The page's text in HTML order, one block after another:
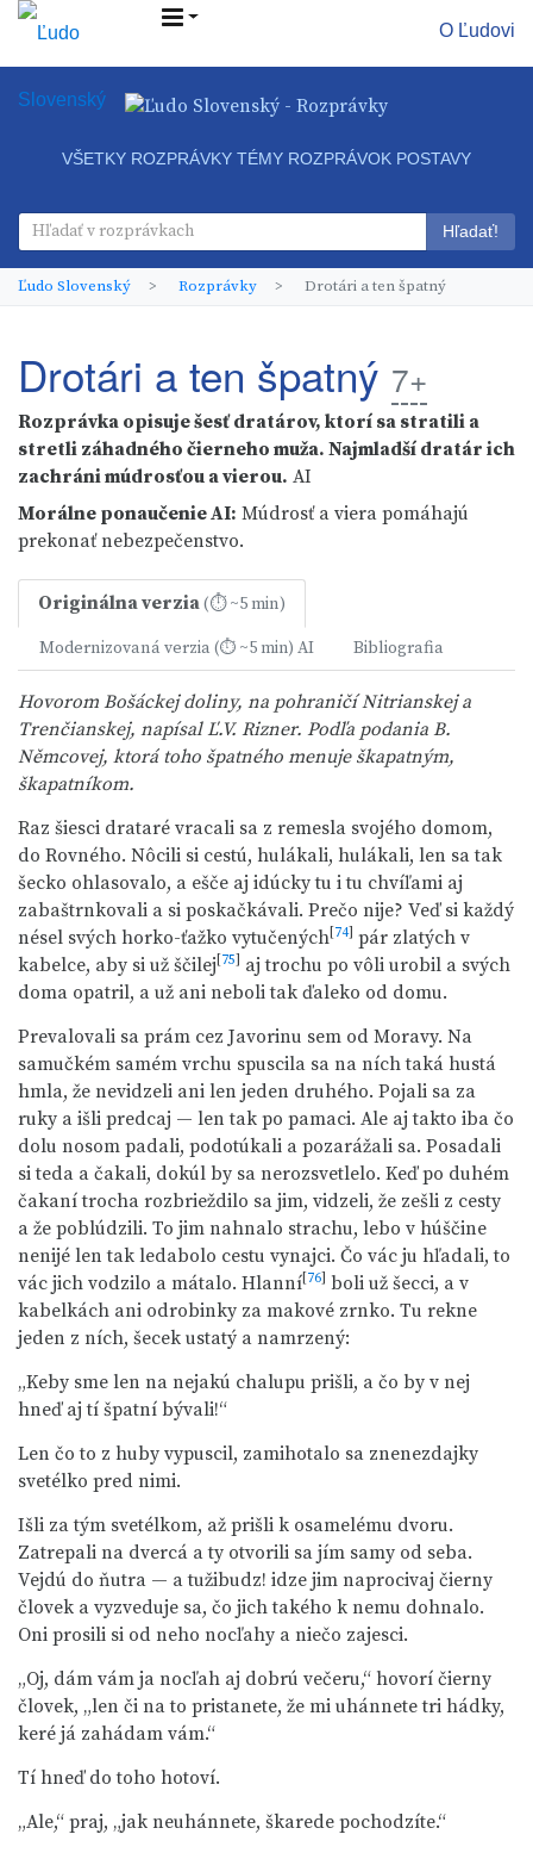
O Ľudovi
VŠETKY ROZPRÁVKY TÉMY ROZPRÁVOK POSTAVY
Hľadať!
Ľudo Slovenský Rozprávky Drotári a ten špatný
Drotári a ten špatný 7+
Rozprávka opisuje šesť dratárov, ktorí sa stratili a
stretli záhadného čierneho muža. Najmladší dratár ich
zachráni múdrosťou a vierou. AI
Morálne ponaučenieAI: Múdrosť a viera pomáhajú
prekonať nebezpečenstvo.
Originálna verzia(⏱ ~5 min)
Modernizovaná verzia (⏱ ~5 min) AI Bibliografia
Hovorom Bošáckej doliny, na pohraničí Nitrianskej a
Trenčianskej, napísal Ľ.V. Rizner. Podľa podania B.
Němcovej, ktorá toho špatného menuje škapatným,
škapatníkom.
Raz šiesci drataré vracali sa z remesla svojého domom,
do Rovného. Nôcili si cestú, hulákali, hulákali, len sa tak
šecko ohlasovalo, a ešče aj idúcky tu i tu chvíľami aj
zabaštrnkovali a si poskačkávali. Prečo nije? Veď si každý
nésel svých horko-ťažko vytučených[74] pár zlatých v
kabelce, aby si už ščilej [75] aj trochu po vôli urobil a svých
doma opatril, a už ani neboli tak ďaleko od domu.
Prevalovali sa prám cez Javorinu sem od Moravy. Na
samučkém samém vrchu spuscila sa na ních taká hustá
hmla, že nevidzeli ani len jeden druhého. Pojali sa za
ruky a išli predcaj — len tak po pamaci. Ale aj takto iba čo
dolu nosom padali, podotúkali a pozarážali sa. Posadali
si teda a čakali, dokúl by sa nerozsvetlelo. Keď po duhém
čakaní trocha rozbrieždilo sa jim, vidzeli, že zešli z cesty
a že poblúdzili. To jim nahnalo strachu, lebo v húščine
nenijé len tak ledabolo cestu vynajci. Čo vác ju hľadali, to
vác jich vodzilo a mátalo. Hlanní[76] boli už šecci, a v
kabelkách ani odrobinky za makové zrnko. Tu rekne
jeden z ních, šecek ustatý a namrzený:
„Keby sme len na nejakú chalupu prišli, a čo by v nej
hneď aj tí špatní bývali!“
Len čo to z huby vypuscil, zamihotalo sa znenezdajky
svetélko pred nimi.
Išli za tým svetélkom, až prišli k osamelému dvoru.
Zatrepali na dvercá a ty otvorili sa jím samy od seba.
Vejdú do ňutra — a tužibudz! idze jim naprocivaj čierny
človek a vyzveduje sa, čo jich takého k nemu dohnalo.
Oni prosili si od neho nocľahy a niečo zajesci.
„Oj, dám vám ja nocľah aj dobrú večeru,“ hovorí čierny
človek, „len či na to pristanete, že mi uhánnete tri hádky,
keré já zahádam vám.“
Tí hneď do toho hotoví.
„Ale,“ praj, „jak neuhánnete, škarede pochodzíte.“